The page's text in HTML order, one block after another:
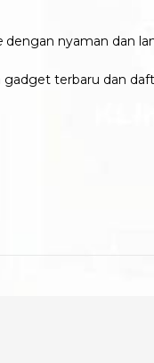
dengan nyaman dan
terbaru dan